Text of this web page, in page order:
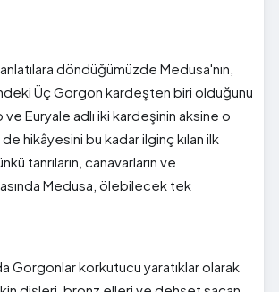
döndüğümüzde Medusa'nın,
Üç Gorgon kardeşten biri olduğunu
Euryale adlı iki kardeşinin aksine o
hikâyesini bu kadar ilginç kılan ilk
tanrıların, canavarların ve
Medusa, ölebilecek tek
Gorgonlar korkutucu yaratıklar olarak